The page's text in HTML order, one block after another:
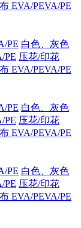
EVA/PEVA/PE
PE 白色、灰色
PE 压花/印花
EVA/PEVA/PE
PE 白色、灰色
PE 压花/印花
EVA/PEVA/PE
PE 白色、灰色
PE 压花/印花
EVA/PEVA/PE